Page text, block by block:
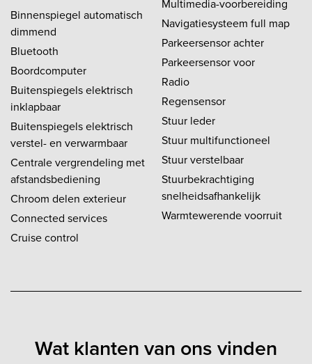
Binnenspiegel automatisch
dimmend
Bluetooth
Boordcomputer
Buitenspiegels elektrisch
inklapbaar
Buitenspiegels elektrisch
verstel- en verwarmbaar
Centrale vergrendeling met
afstandsbediening
Chroom delen exterieur
Connected services
Cruise control
Multimedia-voorbereiding
Navigatiesysteem full map
Parkeersensor achter
Parkeersensor voor
Radio
Regensensor
Stuur leder
Stuur multifunctioneel
Stuur verstelbaar
Stuurbekrachtiging
snelheidsafhankelijk
Warmtewerende voorruit
Wat klanten van ons vinden